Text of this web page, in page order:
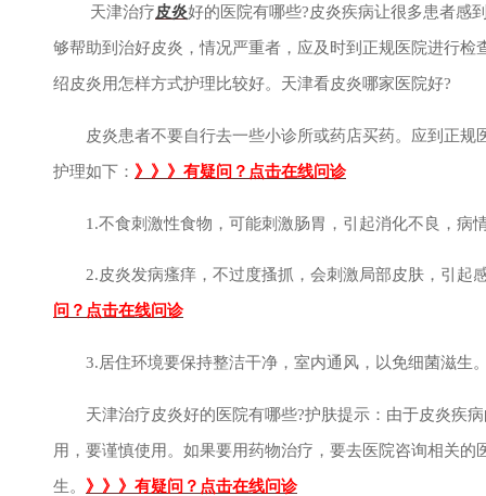
天津治疗皮炎好的医院有哪些?皮炎疾病让很多患者感
够帮助到治好皮炎，情况严重者，应及时到正规医院进行
绍皮炎用怎样方式护理比较好。天津看皮炎哪家医院好?
皮炎患者不要自行去一些小诊所或药店买药。应到正规
护理如下： 》》》有疑问？点击在线问诊
1.不食刺激性食物，可能刺激肠胃，引起消化不良，病
2.皮炎发病瘙痒，不过度搔抓，会刺激局部皮肤，引起
问？点击在线问诊
3.居住环境要保持整洁干净，室内通风，以免细菌滋生
天津治疗皮炎好的医院有哪些?护肤提示：由于皮炎疾病
用，要谨慎使用。如果要用药物治疗，要去医院咨询相关
生。 》》》有疑问？点击在线问诊